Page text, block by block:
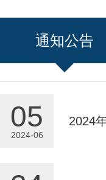
通知公告
05
2024-06
2024